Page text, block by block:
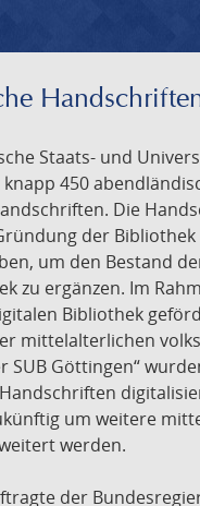
Staats- und
450
Die
der Bibliothek
um den Bestand
zu ergänzen. Im
Bibliothek
mittelalterlichen
SUB Göttingen“
um weitere
werden.
der